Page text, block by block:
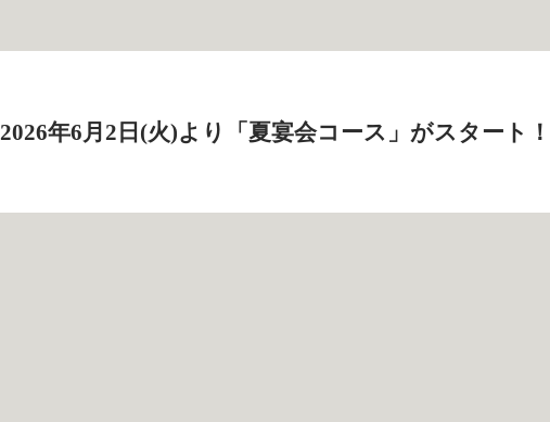
2026年6月2日(火)より「夏宴会コース」がスタート！